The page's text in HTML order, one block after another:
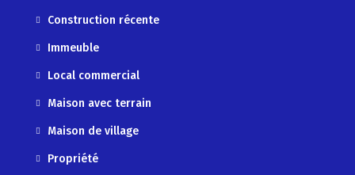
Construction récente
Immeuble
Local commercial
Maison avec terrain
Maison de village
Propriété